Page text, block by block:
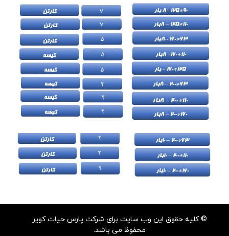
© کلیه حقوق این وب سایت برای شرکت پارس حیات کویر
محفوظ می باشد.